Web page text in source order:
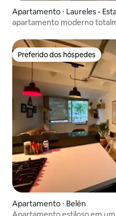
Apartamento ⋅ Laureles -
apartamento moderno
Preferido dos hóspedes
Preferido dos hóspedes
Apartamento ⋅ Belén